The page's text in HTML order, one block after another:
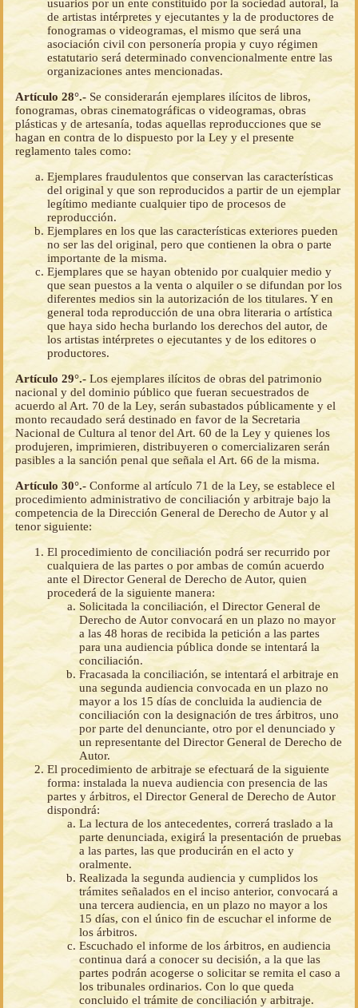
usuarios por un ente constituido por la sociedad autoral, la
de artistas intérpretes y ejecutantes y la de productores de
fonogramas o videogramas, el mismo que será una
asociación civil con personería propia y cuyo régimen
estatutario será determinado convencionalmente entre las
organizaciones antes mencionadas.
Artículo 28°.- Se considerarán ejemplares ilícitos de libros,
fonogramas, obras cinematográficas o videogramas, obras
plásticas y de artesanía, todas aquellas reproducciones que se
hagan en contra de lo dispuesto por la Ley y el presente
reglamento tales como:
Ejemplares fraudulentos que conservan las características
del original y que son reproducidos a partir de un ejemplar
legítimo mediante cualquier tipo de procesos de
reproducción.
Ejemplares en los que las características exteriores pueden
no ser las del original, pero que contienen la obra o parte
importante de la misma.
Ejemplares que se hayan obtenido por cualquier medio y
que sean puestos a la venta o alquiler o se difundan por los
diferentes medios sin la autorización de los titulares. Y en
general toda reproducción de una obra literaria o artística
que haya sido hecha burlando los derechos del autor, de
los artistas intérpretes o ejecutantes y de los editores o
productores.
Artículo 29°.- Los ejemplares ilícitos de obras del patrimonio
nacional y del dominio público que fueran secuestrados de
acuerdo al Art. 70 de la Ley, serán subastados públicamente y el
monto recaudado será destinado en favor de la Secretaria
Nacional de Cultura al tenor del Art. 60 de la Ley y quienes los
produjeren, imprimieren, distribuyeren o comercializaren serán
pasibles a la sanción penal que señala el Art. 66 de la misma.
Artículo 30°.- Conforme al artículo 71 de la Ley, se establece el
procedimiento administrativo de conciliación y arbitraje bajo la
competencia de la Dirección General de Derecho de Autor y al
tenor siguiente:
El procedimiento de conciliación podrá ser recurrido por
cualquiera de las partes o por ambas de común acuerdo
ante el Director General de Derecho de Autor, quien
procederá de la siguiente manera:
Solicitada la conciliación, el Director General de
Derecho de Autor convocará en un plazo no mayor
a las 48 horas de recibida la petición a las partes
para una audiencia pública donde se intentará la
conciliación.
Fracasada la conciliación, se intentará el arbitraje en
una segunda audiencia convocada en un plazo no
mayor a los 15 días de concluida la audiencia de
conciliación con la designación de tres árbitros, uno
por parte del denunciante, otro por el denunciado y
un representante del Director General de Derecho de
Autor.
El procedimiento de arbitraje se efectuará de la siguiente
forma: instalada la nueva audiencia con presencia de las
partes y árbitros, el Director General de Derecho de Autor
dispondrá:
La lectura de los antecedentes, correrá traslado a la
parte denunciada, exigirá la presentación de pruebas
a las partes, las que producirán en el acto y
oralmente.
Realizada la segunda audiencia y cumplidos los
trámites señalados en el inciso anterior, convocará a
una tercera audiencia, en un plazo no mayor a los
15 días, con el único fin de escuchar el informe de
los árbitros.
Escuchado el informe de los árbitros, en audiencia
continua dará a conocer su decisión, a la que las
partes podrán acogerse o solicitar se remita el caso a
los tribunales ordinarios. Con lo que queda
concluido el trámite de conciliación y arbitraje.